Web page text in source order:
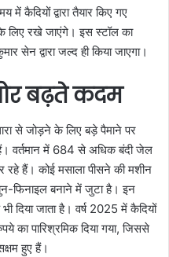
कैदियों द्वारा तैयार किए गए
के लिए रखे जाएंगे। इस स्टॉल का
सेन द्वारा जल्द ही किया जाएगा।
बढ़ते कदम
से जोड़ने के लिए बड़े पैमाने पर
हैं। वर्तमान में 684 से अधिक बंदी जेल
रहे हैं। कोई मसाला पीसने की मशीन
फिनाइल बनाने में जुटा है। इन
दिया जाता है। वर्ष 2025 में कैदियों
पारिश्रमिक दिया गया, जिससे
हुए हैं।